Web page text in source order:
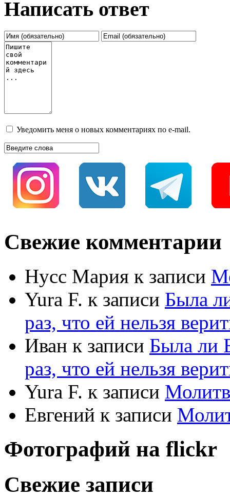
Написать ответ
Уведомить меня о новых комментариях по e-mail.
Свежие комментарии
Нусс Мария к записи
Yura F. к записи Была
раз, что ей нельзя
Иван к записи Была ли
раз, что ей нельзя
Yura F. к записи
Евгений к записи
Фотографий на flickr
Свежие записи